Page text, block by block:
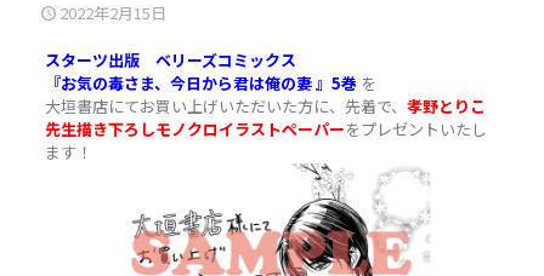
2022年2月15日
スターツ出版 ベリーズコミックス
『お気の毒さま、今日から君は俺の妻 』5巻 を
大垣書店にてお買い上げいただいた方に、先着で、 孝野とりこ
先生描き下ろしモノクロイラストペーパーをプレゼントいたし
ます！